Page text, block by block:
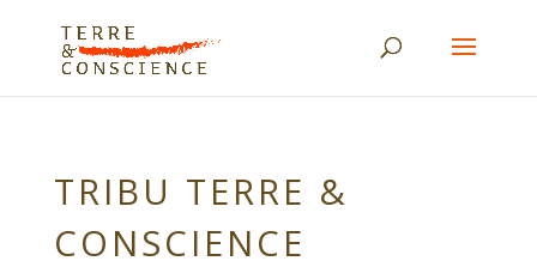
TRIBU TERRE &
CONSCIENCE